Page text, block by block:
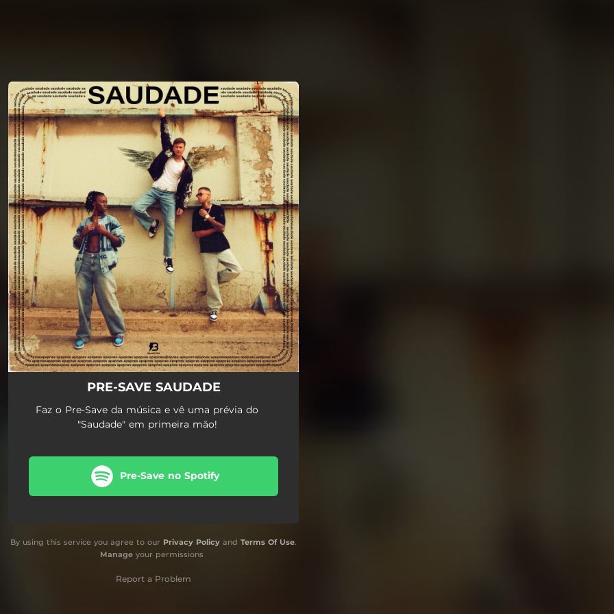
You're all set!
PRE-SAVE SAUDADE
Faz o Pre-Save da música e vê uma prévia do
"Saudade" em primeira mão!
Pre-Save no Spotify
By using this service you agree to our Privacy Policy and Terms Of Use.
Manageyour permissions
Report a Problem